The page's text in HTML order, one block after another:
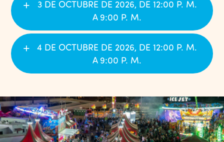
3 DE OCTUBRE DE 2026, DE 12:00 P. M.
A 9:00 P. M.
4 DE OCTUBRE DE 2026, DE 12:00 P. M.
A 9:00 P. M.